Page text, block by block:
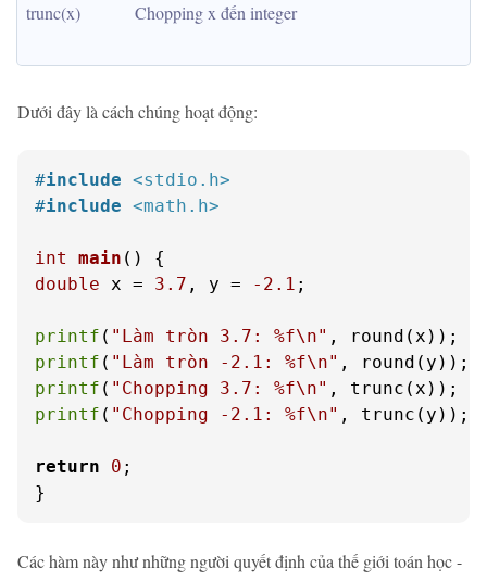
trunc(x) Chopping x đến integer
Dưới đây là cách chúng hoạt động:
#include <stdio.h>
#include <math.h>
int main ()
double x = 3.7 , y = -2.1 ;
printf ( "Làm tròn 3.7: %f\n"
printf ( "Làm tròn -2.1: %f\n"
printf ( "Chopping 3.7: %f\n"
printf ( "Chopping -2.1: %f\n" , trunc(y));
return 0 ;
}
Các hàm này như những người quyết định của thế giới toán học -